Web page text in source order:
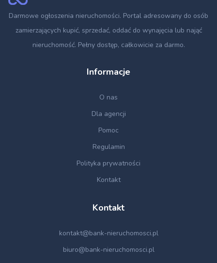
Darmowe ogłoszenia nieruchomości. Portal adresowany do osób
zamierzających kupić, sprzedać, oddać do wynajęcia lub nająć
nieruchomość. Pełny dostęp, całkowicie za darmo.
Informacje
O nas
Dla agencji
Pomoc
Regulamin
Polityka prywatności
Kontakt
Kontakt
kontakt@bank-nieruchomosci.pl
biuro@bank-nieruchomosci.pl